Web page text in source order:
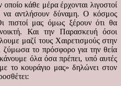
κάθε μέρα έρχονται λιγοστοί
να αντλήσουν δύναμη. Ο κόσμος
πιστοί μας όμως ξέρουν ότι θα
Και την Παρασκευή όσοι
μαζί τους Χαιρετισμούς στην
ζύμωσα το πρόσφορο για την θεία
όλα όσα πρέπει, υπό αυτές
το κουράγιο μας» δηλώνει στον